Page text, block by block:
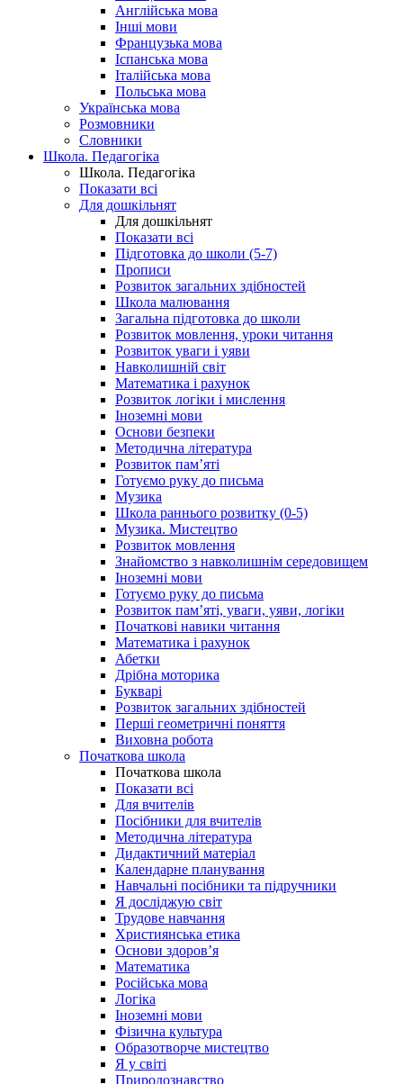
Англійська мова
Інші мови
Французька мова
Іспанська мова
Італійська мова
Польська мова
Українська мова
Розмовники
Словники
Школа. Педагогіка
Школа. Педагогіка
Показати всі
Для дошкільнят
Для дошкільнят
Показати всі
Підготовка до школи (5-7)
Прописи
Розвиток загальних здібностей
Школа малювання
Загальна підготовка до школи
Розвиток мовлення, уроки читання
Розвиток уваги і уяви
Навколишній світ
Математика і рахунок
Розвиток логіки і мислення
Іноземні мови
Основи безпеки
Методична література
Розвиток пам’яті
Готуємо руку до письма
Музика
Школа раннього розвитку (0-5)
Музика. Мистецтво
Розвиток мовлення
Знайомство з навколишнім середовищем
Іноземні мови
Готуємо руку до письма
Розвиток пам’яті, уваги, уяви, логіки
Початкові навики читання
Математика і рахунок
Абетки
Дрібна моторика
Букварі
Розвиток загальних здібностей
Перші геометричні поняття
Виховна робота
Початкова школа
Початкова школа
Показати всі
Для вчителів
Посібники для вчителів
Методична література
Дидактичний матеріал
Календарне планування
Навчальні посібники та підручники
Я досліджую світ
Трудове навчання
Християнська етика
Основи здоров’я
Математика
Російська мова
Логіка
Іноземні мови
Фізична культура
Образотворче мистецтво
Я у світі
Природознавство